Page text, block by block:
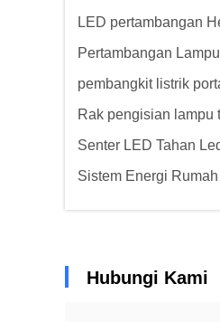
LED pertambangan
Pertambangan
pembangkit listrik
Rak pengisian lampu
Senter LED Tahan
Sistem Energi Rumah
Hubungi Kami